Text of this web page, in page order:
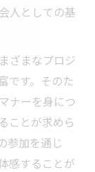
人としての基
ざまなプロジ
です。そのた
ナーを身につ
ことが求めら
参加を通じ
感することが